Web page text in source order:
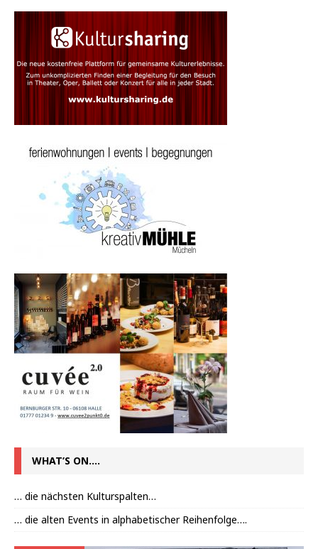
WHAT’S ON….
… die nächsten Kulturspalten…
… die alten Events in alphabetischer Reihenfolge….